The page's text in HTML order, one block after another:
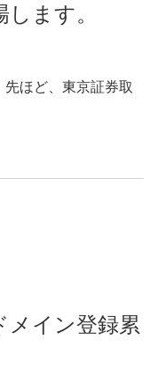
ます。
ほど、東京証券取
メイン登録累